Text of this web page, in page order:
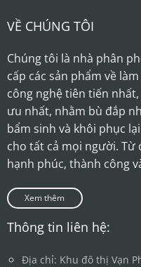
VỀ CHÚNG TÔI
Chúng tôi là nhà phân
cấp các sản phẩm về
công nghệ tiên tiến
ưu nhất, nhằm bù đắp
bẩm sinh và khôi phục
cho tất cả mọi người. Từ
hạnh phúc, thành công
Xem thêm
Thông tin liên hệ:
Địa chỉ: Khu đô thị Vạn